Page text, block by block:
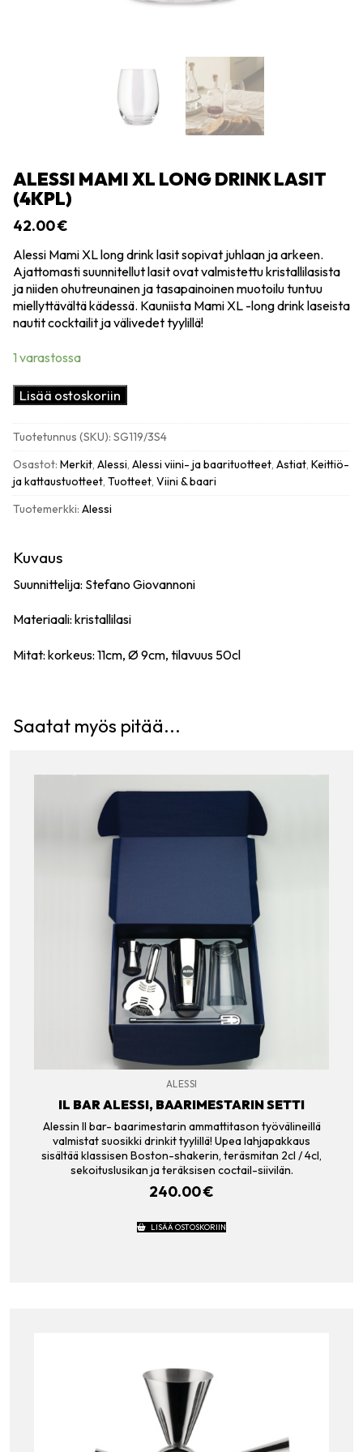
ALESSI MAMI XL LONG DRINK LASIT
(4KPL)
42.00€
Alessi Mami XL long drink lasit sopivat juhlaan ja arkeen.
Ajattomasti suunnitellut lasit ovat valmistettu kristallilasista
ja niiden ohutreunainen ja tasapainoinen muotoilu tuntuu
miellyttävältä kädessä. Kauniista Mami XL -long drink laseista
nautit cocktailit ja välivedet tyylillä!
1 varastossa
Alessi
Mami
long
drink
lasit
määrä
Lisää ostoskoriin
Tuotetunnus (SKU): SG119/3S4
Osastot: Merkit, Alessi, Alessi viini- ja baarituotteet, Astiat, Keittiö-
ja kattaustuotteet, Tuotteet, Viini & baari
Tuotemerkki: Alessi
Kuvaus
Suunnittelija: Stefano Giovannoni
Materiaali: kristallilasi
Mitat: korkeus: 11cm, Ø9cm, tilavuus 50cl
Saatat myös pitää...
ALESSI
IL BAR ALESSI, BAARIMESTARIN SETTI
Alessin Il bar- baarimestarin ammattitason työvälineillä
valmistat suosikki drinkit tyylillä! Upea lahjapakkaus
sisältää klassisen Boston-shakerin, teräsmitan 2cl / 4cl,
sekoituslusikan ja teräksisen coctail-siivilän.
240.00€
LISÄÄ OSTOSKORIIN